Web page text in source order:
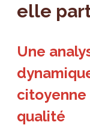
elle
Une
qualité